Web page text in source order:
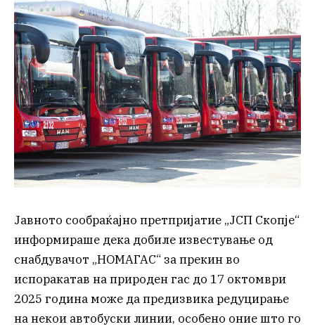
Јавното сообраќајно претпријатие „ЈСП Скопје“
информираше дека добиле известување од
снабдувачот „НОМАГАС“ за прекин во
испоракатав на природен гас до 17 октомври
2025 година може да предизвика редуцирање
на некои автобуски линии, особено оние што го